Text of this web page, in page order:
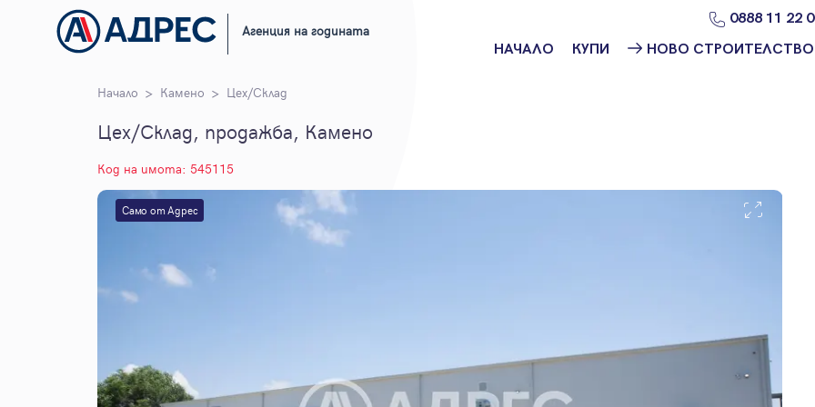
Агенция на годината
0888 11 22
НАЧАЛО КУПИ НОВО СТРОИТЕЛСТВО
Проекти ново
строителство
Начало Камено Цех/Склад
Цех/Склад, продажба, Камено
Код на имота: 545115
Само от Адрес